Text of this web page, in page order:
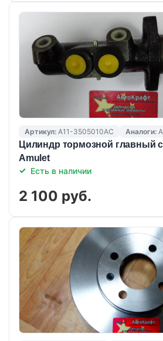
Артикул: A11-3505010AC Аналоги:
Цилиндр тормозной главный
Amulet
Есть в наличии
2 100 руб.